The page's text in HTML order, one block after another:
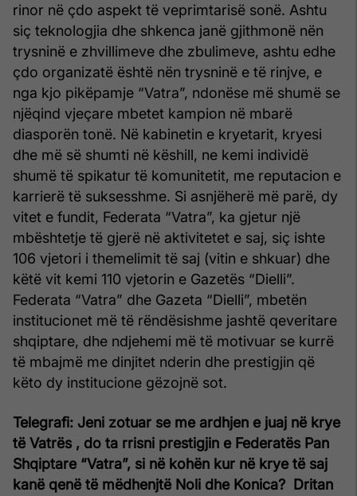
rinor në çdo aspekt të veprimtarisë sonë. Ashtu
siç teknologjia dhe shkenca janë gjithmonë nën
trysninë e zhvillimeve dhe zbulimeve, ashtu edhe
çdo organizatë është nën trysninë e të rinjve, e
nga kjo pikëpamje “Vatra”, ndonëse më shumë se
njëqind vjeçare mbetet kampion në mbarë
diasporën tonë. Në kabinetin e kryetarit, kryesi
dhe më së shumti në këshill, ne kemi individë
shumë të spikatur të komunitetit, me reputacion e
karrierë të suksesshme. Si asnjëherë më parë, dy
vitet e fundit, Federata “Vatra”, ka gjetur një
mbështetje të gjerë në aktivitetet e saj, siç ishte
106 vjetori i themelimit të saj (vitin e shkuar) dhe
këtë vit kemi 110 vjetorin e Gazetës “Dielli”.
Federata “Vatra” dhe Gazeta “Dielli”, mbetën
institucionet më të rëndësishme jashtë qeveritare
shqiptare, dhe ndjehemi më të motivuar se kurrë
të mbajmë me dinjitet nderin dhe prestigjin që
këto dy institucione gëzojnë sot.
Telegrafi: Jeni zotuar se me ardhjen e juaj në krye
të Vatrës , do ta rrisni prestigjin e Federatës Pan
Shqiptare “Vatra”, si në kohën kur në krye të saj
kanë qenë të mëdhenjtë Noli dhe Konica?
Dritan